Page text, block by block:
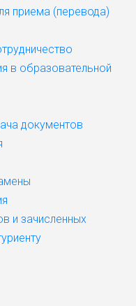
приема (перевода)
в образовательной
документов
и зачисленных